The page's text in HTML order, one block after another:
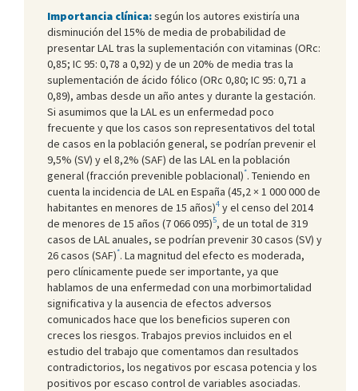
Importancia clínica:según los autores existiría una
disminución del 15% de media de probabilidad de
presentar LAL tras la suplementación con vitaminas (ORc:
0,85; IC 95: 0,78 a 0,92) y de un 20% de media tras la
suplementación de ácido fólico (ORc 0,80; IC 95: 0,71 a
0,89), ambas desde un año antes y durante la gestación.
Si asumimos que la LAL es un enfermedad poco
frecuente y que los casos son representativos del total
de casos en la población general, se podrían prevenir el
9,5% (SV) y el 8,2% (SAF) de las LAL en la población
general (fracción prevenible poblacional)*. Teniendo en
cuenta la incidencia de LAL en España (45,2 × 1 000 000 de
habitantes en menores de 15 años)4 y el censo del 2014
de menores de 15 años (7 066 095)5, de un total de 319
casos de LAL anuales, se podrían prevenir 30 casos (SV) y
26 casos (SAF)*. La magnitud del efecto es moderada,
pero clínicamente puede ser importante, ya que
hablamos de una enfermedad con una morbimortalidad
significativa y la ausencia de efectos adversos
comunicados hace que los beneficios superen con
creces los riesgos. Trabajos previos incluidos en el
estudio del trabajo que comentamos dan resultados
contradictorios, los negativos por escasa potencia y los
positivos por escaso control de variables asociadas.